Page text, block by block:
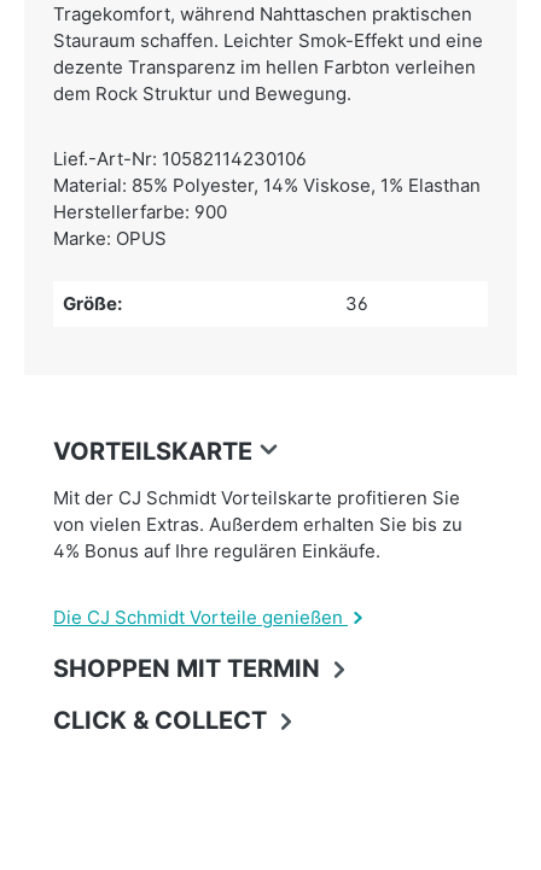
Tragekomfort, während Nahttaschen praktischen
Stauraum schaffen. Leichter Smok-Effekt und eine
dezente Transparenz im hellen Farbton verleihen
dem Rock Struktur und Bewegung.
Lief.-Art-Nr: 10582114230106
Material: 85% Polyester, 14% Viskose, 1% Elasthan
Herstellerfarbe: 900
Marke: OPUS
Größe: 36
VORTEILSKARTE
Mit der CJ Schmidt Vorteilskarte profitieren Sie
von vielen Extras. Außerdem erhalten Sie bis zu
4% Bonus auf Ihre regulären Einkäufe.
Die CJ Schmidt Vorteile genießen
SHOPPEN MIT TERMIN
CLICK & COLLECT